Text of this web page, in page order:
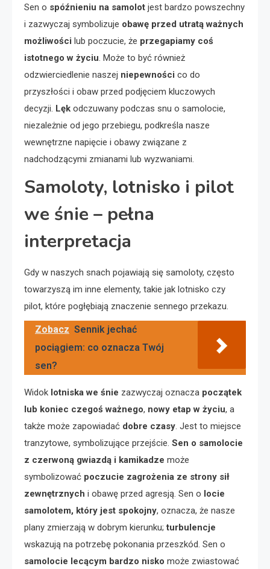
Sen o spóźnieniu na samolot jest bardzo powszechny
i zazwyczaj symbolizuje obawę przed utratą ważnych
możliwości lub poczucie, że przegapiamy coś
istotnego w życiu. Może to być również
odzwierciedlenie naszej niepewności co do
przyszłości i obaw przed podjęciem kluczowych
decyzji. Lęk odczuwany podczas snu o samolocie,
niezależnie od jego przebiegu, podkreśla nasze
wewnętrzne napięcie i obawy związane z
nadchodzącymi zmianami lub wyzwaniami.
Samoloty, lotnisko i pilot
we śnie – pełna
interpretacja
Gdy w naszych snach pojawiają się samoloty, często
towarzyszą im inne elementy, takie jak lotnisko czy
pilot, które pogłębiają znaczenie sennego przekazu.
Zobacz Sennik jechać
pociągiem: co oznacza Twój
sen?
Widok lotniska we śnie zazwyczaj oznacza początek
lub koniec czegoś ważnego, nowy etap w życiu, a
także może zapowiadać dobre czasy. Jest to miejsce
tranzytowe, symbolizujące przejście. Sen o samolocie
z czerwoną gwiazdą i kamikadze może
symbolizować poczucie zagrożenia ze strony sił
zewnętrznych i obawę przed agresją. Sen o locie
samolotem, który jest spokojny, oznacza, że nasze
plany zmierzają w dobrym kierunku;turbulencje
wskazują na potrzebę pokonania przeszkód. Sen o
samolocie lecącym bardzo nisko może zwiastować